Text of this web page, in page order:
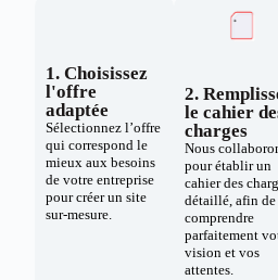
1. Choisissez
l'offre
adaptée
Sélectionnez l’offre
qui correspond le
mieux aux besoins
de votre entreprise
pour créer un site
sur-mesure.
2.
le cahier
charges
Nous
pour établir un
cahier des
détaillé, afin de
comprendre
parfaitement
vision et vos
attentes.